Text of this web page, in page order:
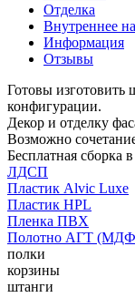
Отделка
Внутреннее
Информация
Отзывы
Готовы изготовить
конфигурации.
Декор и отделку
Возможно
Бесплатная сборка
ЛДСП
Пластик Alvic Luxe
Пластик HPL
Пленка ПВХ
Полотно АГТ
полки
корзины
штанги